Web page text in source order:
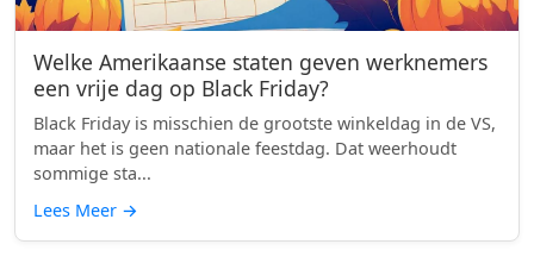
Welke Amerikaanse staten geven werknemers
een vrije dag op Black Friday?
Black Friday is misschien de grootste winkeldag in de VS,
maar het is geen nationale feestdag. Dat weerhoudt
sommige sta...
Lees Meer →